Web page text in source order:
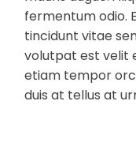
fermentum odio.
tincidunt vitae
volutpat est velit
etiam tempor
duis at tellus at